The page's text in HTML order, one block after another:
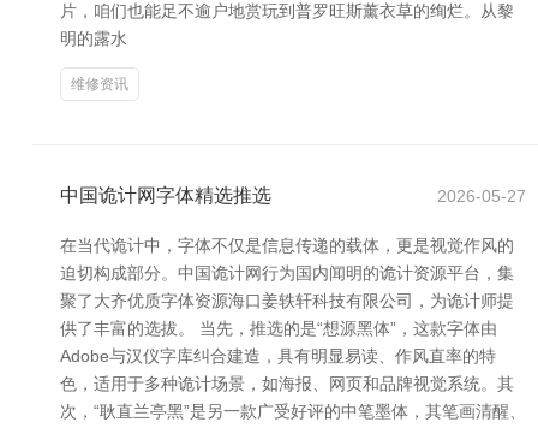
片，咱们也能足不逾户地赏玩到普罗旺斯薰衣草的绚烂。从黎
明的露水
维修资讯
中国诡计网字体精选推选 2026-05-27
在当代诡计中，字体不仅是信息传递的载体，更是视觉作风的
迫切构成部分。中国诡计网行为国内闻明的诡计资源平台，集
聚了大齐优质字体资源海口姜轶轩科技有限公司，为诡计师提
供了丰富的选拔。 当先，推选的是“想源黑体”，这款字体由
Adobe与汉仪字库纠合建造，具有明显易读、作风直率的特
色，适用于多种诡计场景，如海报、网页和品牌视觉系统。其
次，“耿直兰亭黑”是另一款广受好评的中笔墨体，其笔画清醒、